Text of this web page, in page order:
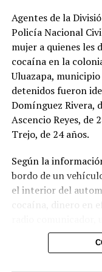
sido
víctima
delito.
—
la
Comparte esto:
Agentes de la
Policía Nacional
mujer a quienes les
cocaína en la
Uluazapa,
detenidos fueron
Domínguez Rivera,
Ascencio Reyes, de
Trejo, de 24 años.
Según la
bordo de un
el interior del
cocaína, dinero en
metálicas, un
y varias bolsas